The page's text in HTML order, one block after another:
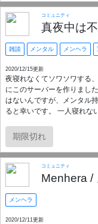
コミュニティ
真夜中は
雑談 メンタル メンヘラ
2020/12/15更新
夜寝れなくてソワソワする
にこのサーバーを作りました。 メンタルサーバーってカテゴリには
はないんですが、メンタル
ると幸いです。 一人寝れない夜。みんなとなら怖くない。 もちろん夜だけ
ットだけや聞き専でも大歓迎
期限切れ
コミュニティ
Menhera /
メンヘラ
2020/12/11更新